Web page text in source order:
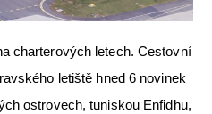
charterových letech. Cestovní
letiště hned 6 novinek
ostrovech, tuniskou Enfidhu,